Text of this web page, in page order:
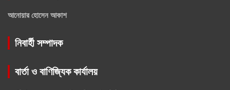
আনোয়ার হোসেন আকাশ
নিবার্হী সম্পাদক
বার্তা ও বাণিজ্যিক কার্যালয়